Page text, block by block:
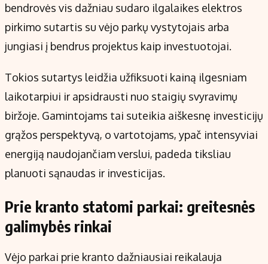
bendrovės vis dažniau sudaro ilgalaikes elektros
pirkimo sutartis su vėjo parkų vystytojais arba
jungiasi į bendrus projektus kaip investuotojai.
Tokios sutartys leidžia užfiksuoti kainą ilgesniam
laikotarpiui ir apsidrausti nuo staigių svyravimų
biržoje. Gamintojams tai suteikia aiškesnę investicijų
grąžos perspektyvą, o vartotojams, ypač intensyviai
energiją naudojančiam verslui, padeda tiksliau
planuoti sąnaudas ir investicijas.
Prie kranto statomi parkai: greitesnės
galimybės rinkai
Vėjo parkai prie kranto dažniausiai reikalauja